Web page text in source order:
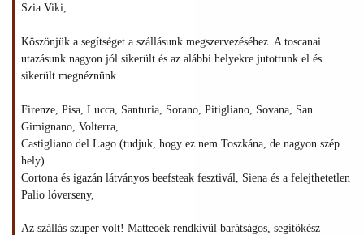
Szia Viki,
Köszönjük a segítséget a szállásunk megszervezéséhez. A toscanai
utazásunk nagyon jól sikerült és az alábbi helyekre jutottunk el és
sikerült megnéznünk
Firenze, Pisa, Lucca, Santuria, Sorano, Pitigliano, Sovana, San
Gimignano, Volterra,
Castigliano del Lago (tudjuk, hogy ez nem Toszkána, de nagyon szép
hely).
Cortona és igazán látványos beefsteak fesztivál, Siena és a felejthetetlen
Palio lóverseny,
Az szállás szuper volt! Matteoék rendkívül barátságos, segítőkész